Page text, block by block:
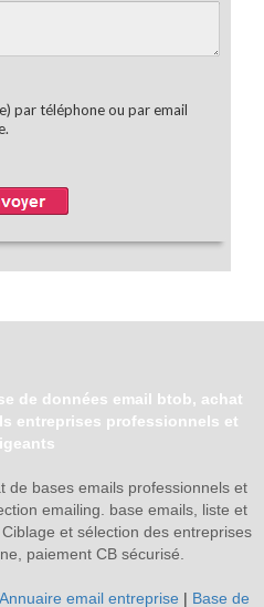
de données email btob, achat
entreprises professionnels et
de bases emails professionnels et
emailing. base emails, liste et
et sélection des entreprises
paiement CB sécurisé.
Annuaire email entreprise | Base de